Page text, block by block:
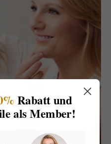
Rabatt und
als Member!